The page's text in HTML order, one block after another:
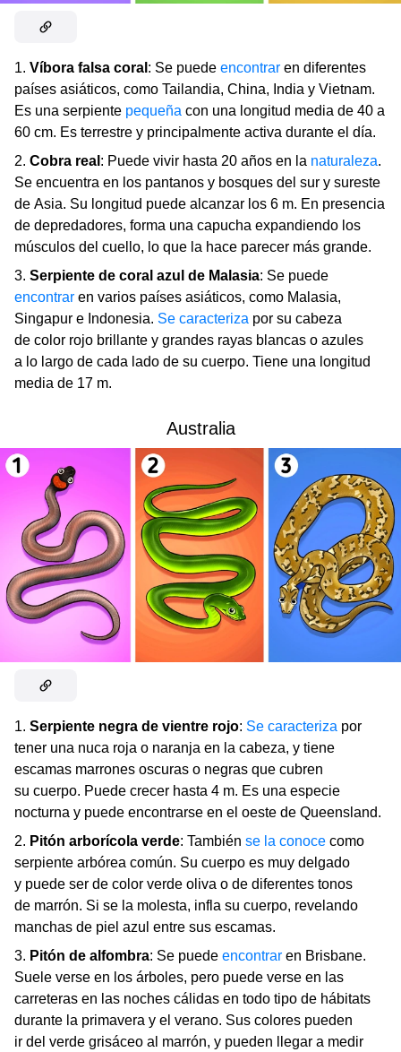
1. Víbora falsa coral : Se puede encontrar en diferentes
países asiáticos, como Tailandia, China, India y Vietnam.
Es una serpiente pequeña con una longitud media de 40 a
60 cm. Es terrestre y principalmente activa durante el día.
2. Cobra real : Puede vivir hasta 20 años en la naturaleza.
Se encuentra en los pantanos y bosques del sur y sureste
de Asia. Su longitud puede alcanzar los 6 m. En presencia
de depredadores, forma una capucha expandiendo los
músculos del cuello, lo que la hace parecer más grande.
3. Serpiente de coral azul de Malasia: Se puede
encontrar en varios países asiáticos, como Malasia,
Singapur e Indonesia. Se caracteriza por su cabeza
de color rojo brillante y grandes rayas blancas o azules
a lo largo de cada lado de su cuerpo. Tiene una longitud
media de 17 m.
Australia
1. Serpiente negra de vientre rojo: Se caracteriza por
tener una nuca roja o naranja en la cabeza, y tiene
escamas marrones oscuras o negras que cubren
su cuerpo. Puede crecer hasta 4 m. Es una especie
nocturna y puede encontrarse en el oeste de Queensland.
2. Pitón arborícola verde: También se la conoce como
serpiente arbórea común. Su cuerpo es muy delgado
y puede ser de color verde oliva o de diferentes tonos
de marrón. Si se la molesta, infla su cuerpo, revelando
manchas de piel azul entre sus escamas.
3. Pitón de alfombra: Se puede encontrar en Brisbane.
Suele verse en los árboles, pero puede verse en las
carreteras en las noches cálidas en todo tipo de hábitats
durante la primavera y el verano. Sus colores pueden
ir del verde grisáceo al marrón, y pueden llegar a medir